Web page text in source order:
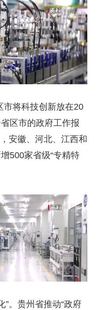
市将科技创新放在20
区市的政府工作报
安徽、河北、江西和
500家省级“专精特
”。贵州省推动“政府